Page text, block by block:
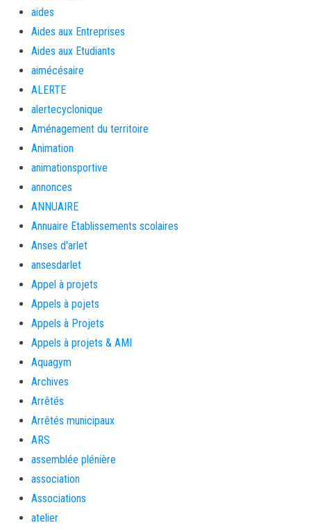
aides
Aides aux Entreprises
Aides aux Etudiants
aimécésaire
ALERTE
alertecyclonique
Aménagement du territoire
Animation
animationsportive
annonces
ANNUAIRE
Annuaire Etablissements scolaires
Anses d'arlet
ansesdarlet
Appel à projets
Appels à pojets
Appels à Projets
Appels à projets & AMI
Aquagym
Archives
Arrêtés
Arrêtés municipaux
ARS
assemblée plénière
association
Associations
atelier